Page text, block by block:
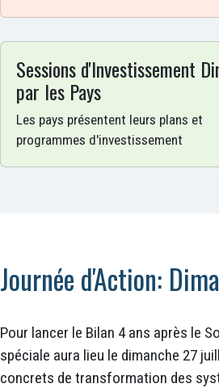
Sessions d'Investissement
par les Pays
Les pays présentent leurs plans et
programmes d'investissement
Journée d'Action:
Pour lancer le Bilan 4 ans après le
spéciale aura lieu le dimanche 27
concrets de transformation des